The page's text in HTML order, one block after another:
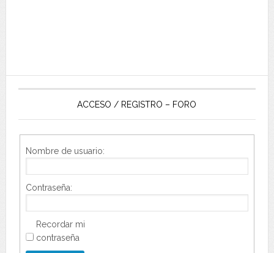
ACCESO / REGISTRO – FORO
Nombre de usuario:
Contraseña:
Recordar mi
contraseña